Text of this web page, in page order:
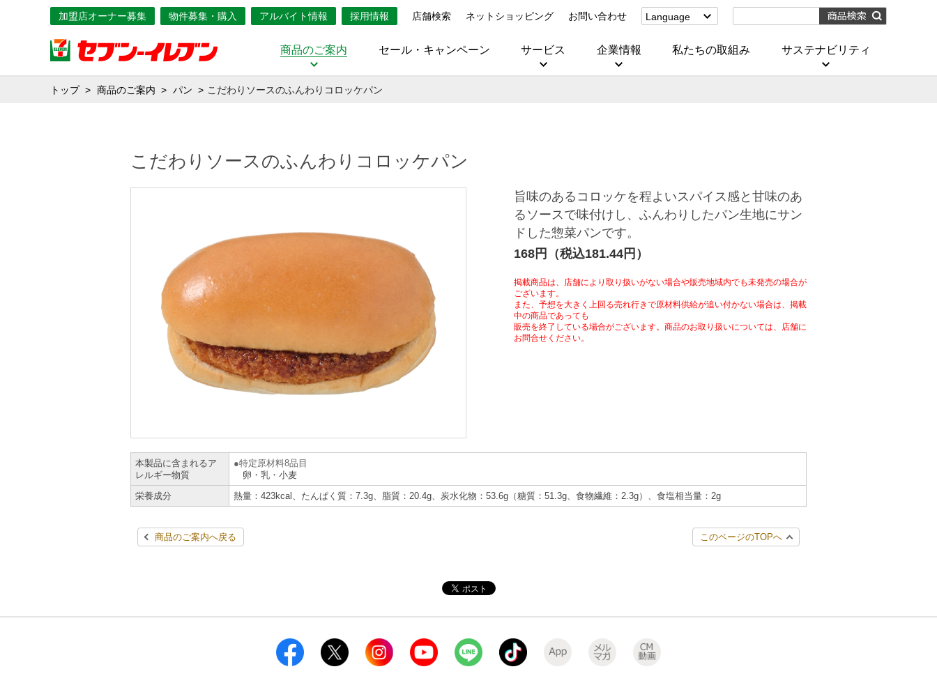
加盟店オーナー募集 物件募集・購入 アルバイト情報 採用情報 店舗検索 ネットショッピング お問い合わせ
Language
(Corporate)
商品のご案内 セール・キャンペーン サービス 企業情報 私たちの取組み サステナビリティ
トップ 商品のご案内 パン こだわりソースのふんわりコロッケパン
こだわりソースのふんわりコロッケパン
旨味のあるコロッケを程よいスパイス感と甘味のあ
るソースで味付けし、ふんわりしたパン生地にサン
ドした惣菜パンです。
168円（税込181.44円）
掲載商品は、店舗により取り扱いがない場合や販売地域内でも未発売の場合が
ございます。
また、予想を大きく上回る売れ行きで原材料供給が追い付かない場合は、掲載
中の商品であっても
販売を終了している場合がございます。商品のお取り扱いについては、店舗に
お問合せください。
本製品に含まれるア
レルギー物質
特定原材料8品目
卵・乳・小麦
栄養成分
熱量：423kcal、たんぱく質：7.3g、脂質：20.4g、炭水化物：53.6g（糖質：51.3g、食物繊維：2.3g）、食塩相当量：2g
商品のご案内へ戻る このページのTOPへ